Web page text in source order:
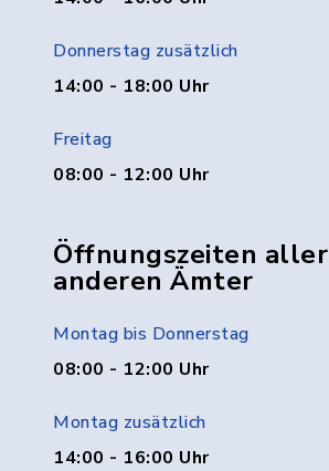
Donnerstag zusätzlich
14:00 - 18:00 Uhr
Freitag
08:00 - 12:00 Uhr
Öffnungszeiten aller
anderen Ämter
Montag bis Donnerstag
08:00 - 12:00 Uhr
Montag zusätzlich
14:00 - 16:00 Uhr